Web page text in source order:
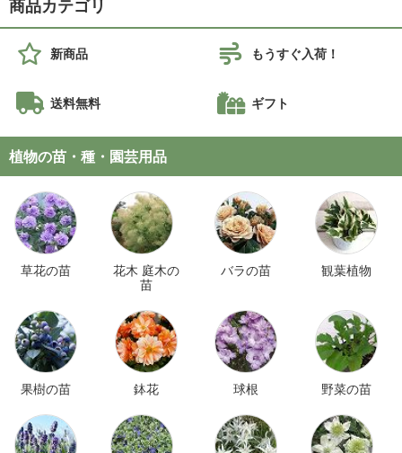
商品カテゴリ
新商品 もうすぐ入荷！
送料無料 ギフト
植物の苗・種・園芸用品
草花の苗
花木 庭木の
苗
バラの苗 観葉植物
果樹の苗 鉢花 球根 野菜の苗